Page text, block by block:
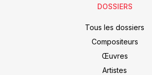
DOSSIERS
Tous les dossiers
Compositeurs
Œuvres
Artistes